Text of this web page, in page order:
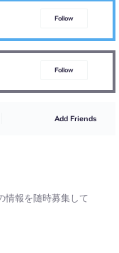
Follow
Follow
Add Friends
情報を随時募集して